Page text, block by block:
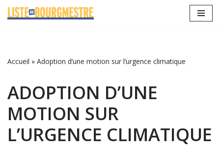
Accueil » Adoption d’une motion sur l’urgence climatique
ADOPTION D’UNE
MOTION SUR
L’URGENCE CLIMATIQUE